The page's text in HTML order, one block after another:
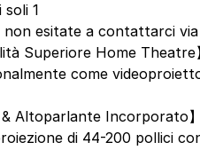
soli 1
non esitate a contattarci
Superiore Home
come
& Altoparlante Incorporato
di 44-200 pollici